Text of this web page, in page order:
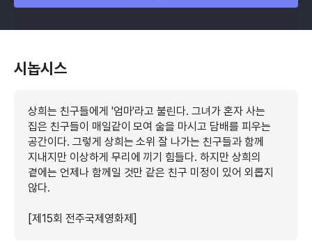
시놉시스
상희는 친구들에게 '엄마'라고 불린다. 그녀가 혼자 사는
집은 친구들이 매일같이 모여 술을 마시고 담배를 피우는
공간이다. 그렇게 상희는 소위 잘 나가는 친구들과 함께
지내지만 이상하게 무리에 끼기 힘들다. 하지만 상희의
곁에는 언제나 함께일 것만 같은 친구 미정이 있어 외롭지
않다.
[제15회 전주국제영화제]